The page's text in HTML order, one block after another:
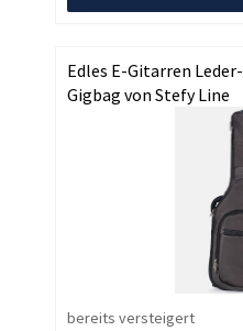
Edles E-Gitarren Leder-
Gigbag von Stefy Line
bereits versteigert